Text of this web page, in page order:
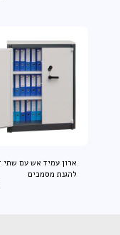
ארון עמיד אש
להגנת מסמכים